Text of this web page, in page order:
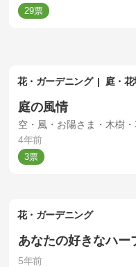
29
花・ガーデニング 庭・花
庭の風情
空・風・お陽さま・木樹・
4年前
3
花・ガーデニング
あなたの好きなハー
5年前